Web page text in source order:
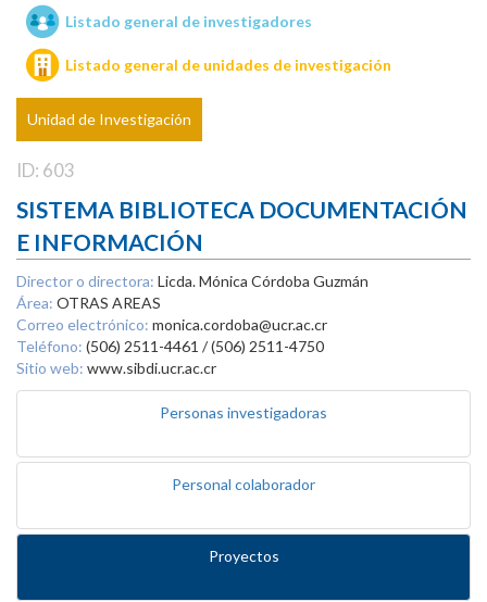
Unidades de investigación
Listado general de investigadores
Listado general de unidades de investigación
Unidad de Investigación
ID: 603
SISTEMA BIBLIOTECA DOCUMENTACIÓN
E INFORMACIÓN
Director o directora: Licda. Mónica Córdoba Guzmán
Área: OTRAS AREAS
Correo electrónico: monica.cordoba@ucr.ac.cr
Teléfono: (506) 2511-4461 / (506) 2511-4750
Sitio web: www.sibdi.ucr.ac.cr
Personas investigadoras
Personal colaborador
Proyectos